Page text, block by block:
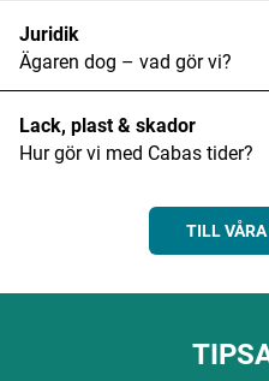
Juridik
Ägaren dog – vad gör vi?
Lack, plast & skador
Hur gör vi med Cabas tider?
TILL VÅRA